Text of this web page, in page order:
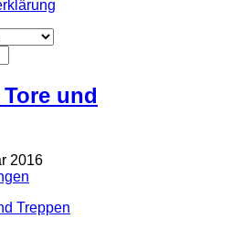
und
2016